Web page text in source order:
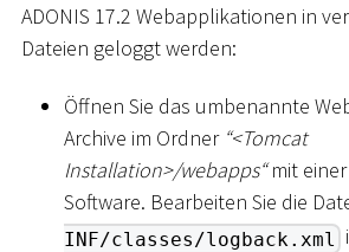
ADONIS 17.2 Webapplikationen in
Dateien geloggt werden:
Öffnen Sie das umbenannte
Archive im Ordner “<Tomcat
Installation>/webapps“mit
Software. Bearbeiten Sie die
INF/classes/logback.xml